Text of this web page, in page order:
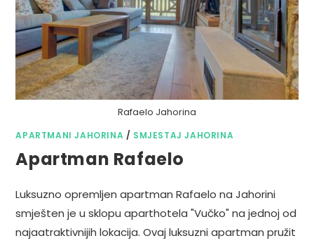
Rafaelo Jahorina
APARTMANI JAHORINA / SMJESTAJ JAHORINA
Apartman Rafaelo
Luksuzno opremljen apartman Rafaelo na Jahorini
smješten je u sklopu aparthotela "Vučko" na jednoj od
najaatraktivnijih lokacija. Ovaj luksuzni apartman pružit